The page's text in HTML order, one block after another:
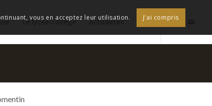
Le lycée-collège Actualités
vous en acceptez leur utilisation. J'ai compris